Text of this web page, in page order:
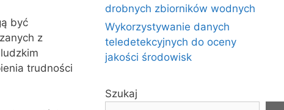
być
z
trudności
drobnych zbiorników wodnych
Wykorzystywanie danych
teledetekcyjnych do oceny
jakości środowisk
Szukaj